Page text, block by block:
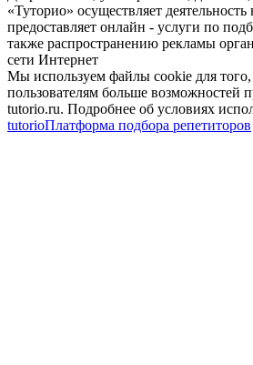
«Туторио» осуществляет
предоставляет онлайн - услуги по
также распространению рекламы
сети Интернет
Мы используем файлы cookie для того,
пользователям больше возможностей
tutorio.ru. Подробнее об условиях
tutorioПлатформа подбора репетиторов